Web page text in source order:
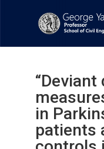
“Deviant
in
patients